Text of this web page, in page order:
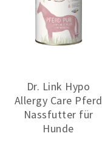
Dr. Link Hypo
Allergy Care Pferd
Nassfutter für
Hunde